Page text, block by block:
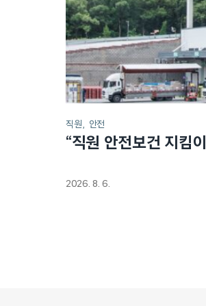
직원 안전
“직원 안전보건 지킴
2026. 8. 6.